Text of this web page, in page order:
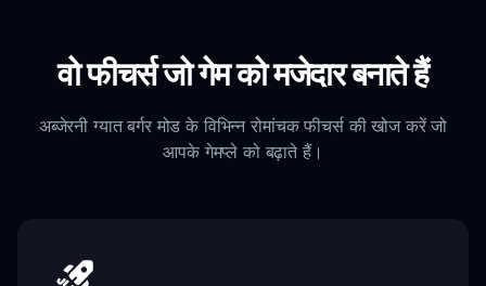
वो फीचर्स जो गेम को मजेदार बनाते हैं
अब्जेरनी ग्यात बर्गर मोड के विभिन्न रोमांचक फीचर्स की खोज करें जो
आपके गेमप्ले को बढ़ाते हैं।